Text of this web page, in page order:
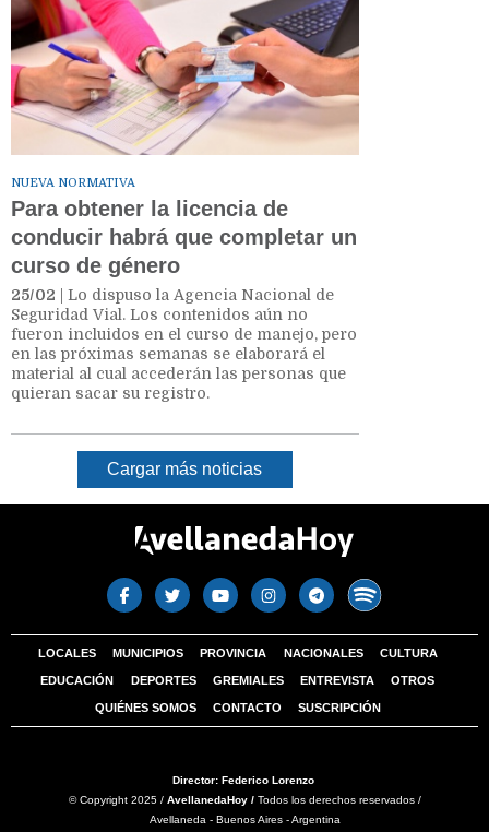
NUEVA NORMATIVA
Para obtener la licencia de
conducir habrá que completar un
curso de género
25/02 | Lo dispuso la Agencia Nacional de
Seguridad Vial. Los contenidos aún no
fueron incluidos en el curso de manejo, pero
en las próximas semanas se elaborará el
material al cual accederán las personas que
quieran sacar su registro.
Cargar más noticias
LOCALES MUNICIPIOS PROVINCIA NACIONALES CULTURA
EDUCACIÓN DEPORTES GREMIALES ENTREVISTA OTROS
QUIÉNES SOMOS CONTACTO SUSCRIPCIÓN
Director: Federico Lorenzo
© Copyright 2025 / AvellanedaHoy /Todos los derechos reservados /
Avellaneda - Buenos Aires - Argentina